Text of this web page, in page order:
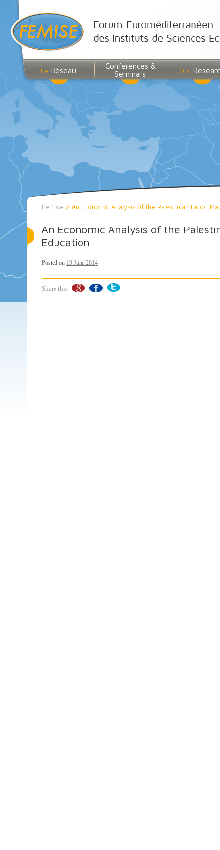
Le Réseau
Conferences &
Seminars
Our
Femise > An Economic Analysis of the Palestinian Labor
An Economic Analysis of the
Education
Posted on 19 June 2014
Share this